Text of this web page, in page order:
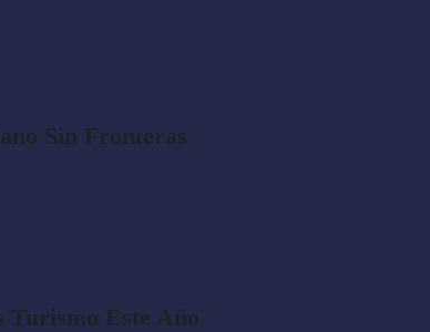
Sin Fronteras
Turismo Este Año